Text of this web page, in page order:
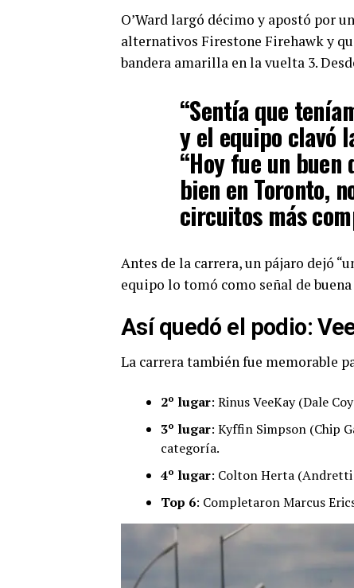
O’Ward largó décimo y apostó por
alternativos Firestone Firehawk y
bandera amarilla en la vuelta 3.
“Sentía que
y el equipo clavó
“Hoy fue un
bien en Toronto,
circuitos más
Antes de la carrera, un pájaro dejó
equipo lo tomó como señal de
Así quedó el podio:
La carrera también fue memorable
2º lugar: Rinus VeeKay (Dale
3º lugar: Kyffin Simpson (Chip
categoría.
4º lugar: Colton Herta (Andretti
Top 6: Completaron Marcus